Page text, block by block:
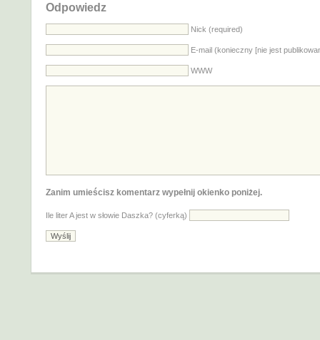
Odpowiedz
Nick (required)
E-mail (konieczny [nie jest
WWW
Zanim umieścisz komentarz wypełnij okienko poniżej.
Ile liter A jest w słowie Daszka? (cyferką)